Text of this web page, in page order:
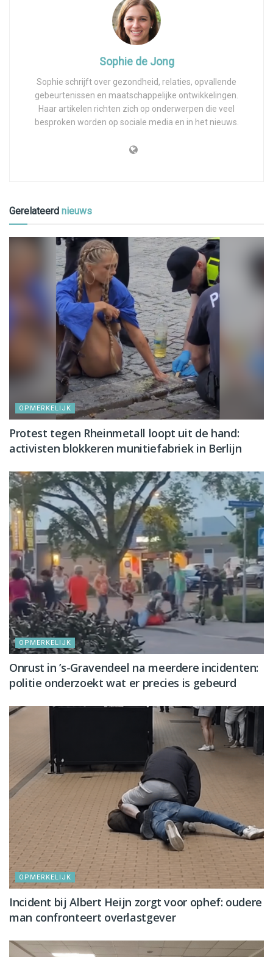
Sophie de Jong
Sophie schrijft over gezondheid, relaties, opvallende
gebeurtenissen en maatschappelijke ontwikkelingen.
Haar artikelen richten zich op onderwerpen die veel
besproken worden op sociale media en in het nieuws.
Gerelateerd nieuws
OPMERKELIJK
Protest tegen Rheinmetall loopt uit de hand:
activisten blokkeren munitiefabriek in Berlijn
OPMERKELIJK
Onrust in ’s-Gravendeel na meerdere incidenten:
politie onderzoekt wat er precies is gebeurd
OPMERKELIJK
Incident bij Albert Heijn zorgt voor ophef: oudere
man confronteert overlastgever